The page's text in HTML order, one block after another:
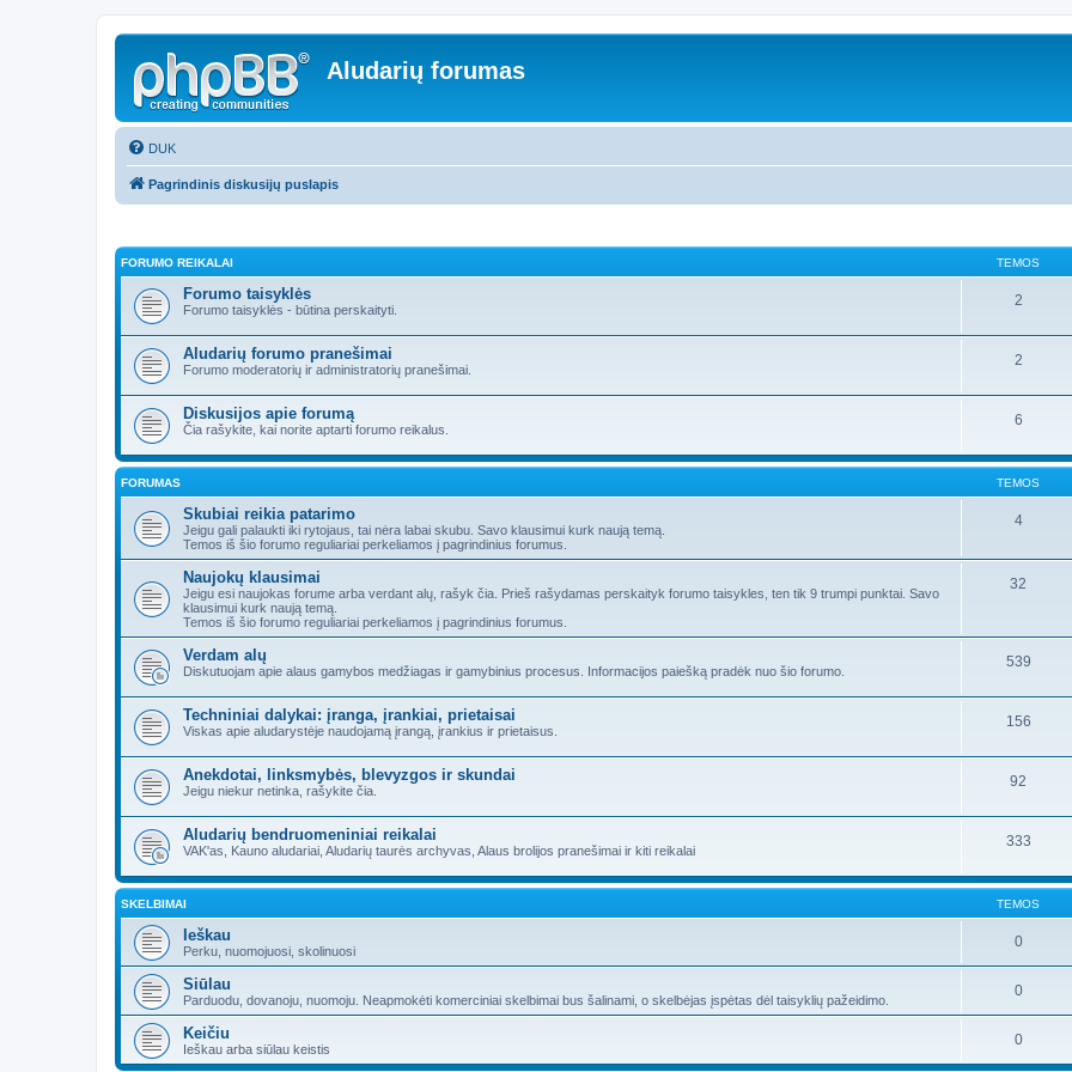
Aludarių forumas
DUK
Pagrindinis diskusijų puslapis
FORUMO REIKALAI TEMOS
Forumo taisyklės
Forumo taisyklės - būtina perskaityti.
2
Aludarių forumo pranešimai
Forumo moderatorių ir administratorių pranešimai.
2
Diskusijos apie forumą
Čia rašykite, kai norite aptarti forumo reikalus.
6
FORUMAS TEMOS
Skubiai reikia patarimo
Jeigu gali palaukti iki rytojaus, tai nėra labai skubu. Savo klausimui kurk naują temą.
Temos iš šio forumo reguliariai perkeliamos į pagrindinius forumus.
4
Naujokų klausimai
Jeigu esi naujokas forume arba verdant alų, rašyk čia. Prieš rašydamas perskaityk forumo taisykles, ten tik 9 trumpi punktai. Savo
klausimui kurk naują temą.
Temos iš šio forumo reguliariai perkeliamos į pagrindinius forumus.
32
Verdam alų
Diskutuojam apie alaus gamybos medžiagas ir gamybinius procesus. Informacijos paiešką pradėk nuo šio forumo.
539
Techniniai dalykai: įranga, įrankiai, prietaisai
Viskas apie aludarystėje naudojamą įrangą, įrankius ir prietaisus.
156
Anekdotai, linksmybės, blevyzgos ir skundai
Jeigu niekur netinka, rašykite čia.
92
Aludarių bendruomeniniai reikalai
VAK'as, Kauno aludariai, Aludarių taurės archyvas, Alaus brolijos pranešimai ir kiti reikalai
333
SKELBIMAI TEMOS
Ieškau
Perku, nuomojuosi, skolinuosi
0
Siūlau
Parduodu, dovanoju, nuomoju. Neapmokėti komerciniai skelbimai bus šalinami, o skelbėjas įspėtas dėl taisyklių pažeidimo.
0
Keičiu
Ieškau arba siūlau keistis
0